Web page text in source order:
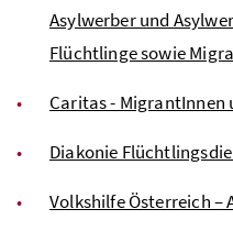
Asylwerber und
Flüchtlinge sowie
Caritas - MigrantInnen
Diakonie
Volkshilfe Österreich –